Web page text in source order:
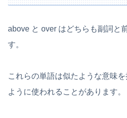
above と over はどちらも副詞と
す。
これらの単語は似たような意味
ように使われることがあります。